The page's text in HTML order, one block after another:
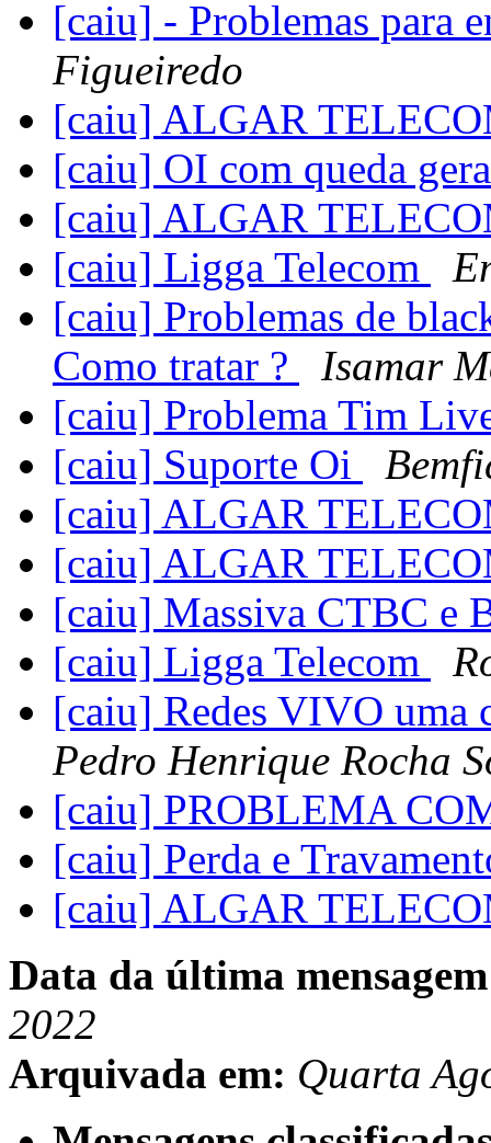
[caiu] - Problemas para
Figueiredo
[caiu] ALGAR
[caiu] OI com queda
[caiu] ALGAR
[caiu] Ligga Telecom
[caiu] Problemas de
Como tratar ?
Isamar
[caiu] Problema Tim
[caiu] Suporte Oi
[caiu] ALGAR
[caiu] ALGAR
[caiu] Massiva CTBC e
[caiu] Ligga Telecom
[caiu] Redes VIVO uma
Pedro Henrique Rocha
[caiu] PROBLEMA
[caiu] Perda e
[caiu] ALGAR
Data da última
2022
Arquivada em: Quarta